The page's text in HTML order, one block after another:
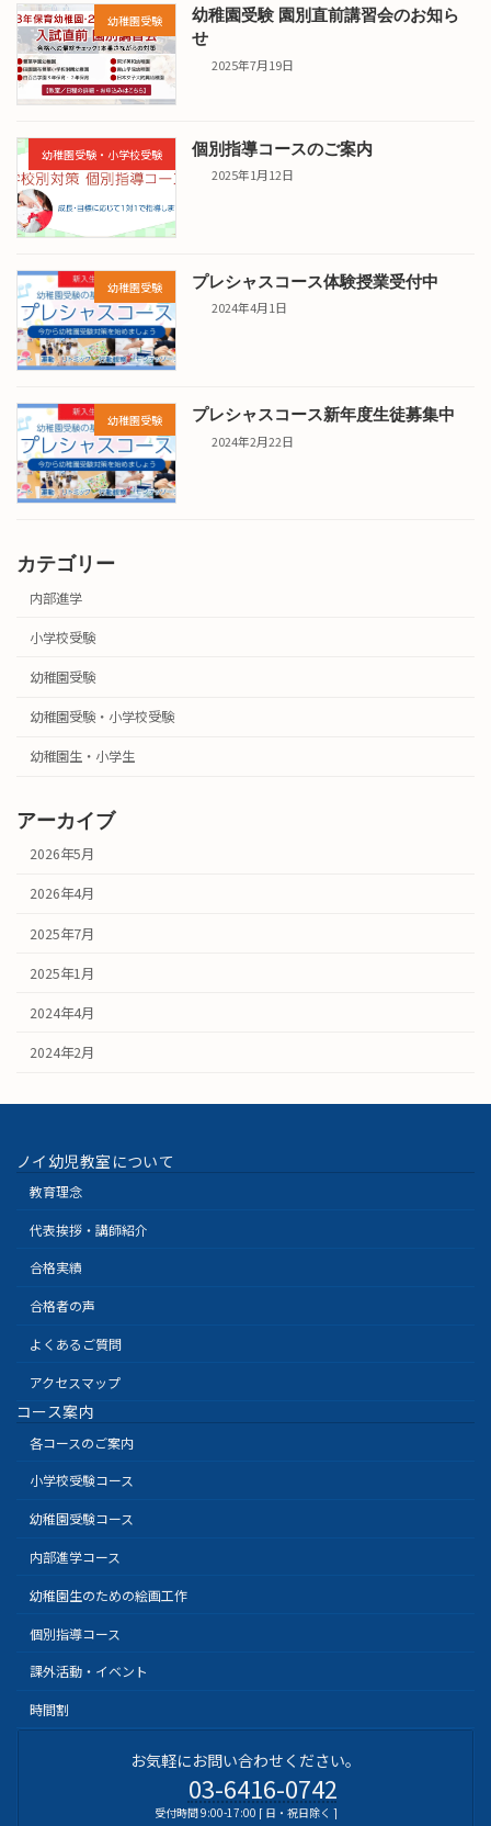
幼稚園受験
幼稚園受験 園別直前講習会のお知ら
せ
2025年7月19日
幼稚園受験・小学校受験 個別指導コースのご案内
2025年1月12日
幼稚園受験 プレシャスコース体験授業受付中
2024年4月1日
幼稚園受験 プレシャスコース新年度生徒募集中
2024年2月22日
カテゴリー
内部進学
小学校受験
幼稚園受験
幼稚園受験・小学校受験
幼稚園生・小学生
アーカイブ
2026年5月
2026年4月
2025年7月
2025年1月
2024年4月
2024年2月
ノイ幼児教室について
教育理念
代表挨拶・講師紹介
合格実績
合格者の声
よくあるご質問
アクセスマップ
コース案内
各コースのご案内
小学校受験コース
幼稚園受験コース
内部進学コース
幼稚園生のための絵画工作
個別指導コース
課外活動・イベント
時間割
お気軽にお問い合わせください。
03-6416-0742
受付時間 9:00-17:00 [ 日・祝日除く ]